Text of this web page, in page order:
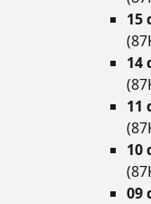
15
14
11
10
09